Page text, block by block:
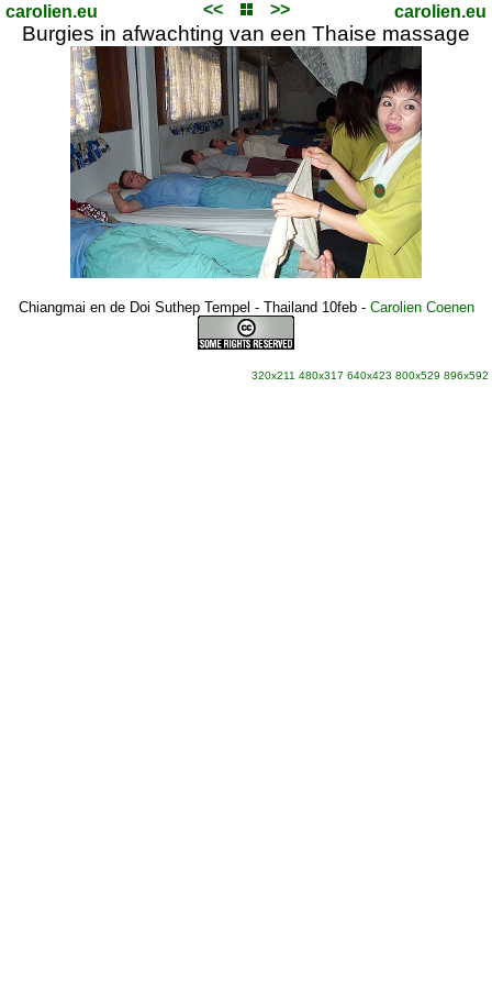
carolien.eu << >> carolien.eu
Burgies in afwachting van een Thaise massage
Chiangmai en de Doi Suthep Tempel - Thailand 10feb- Carolien Coenen
320x211 480x317 640x423 800x529 896x592